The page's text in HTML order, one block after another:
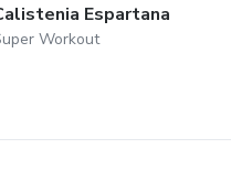
Espartana
Workout